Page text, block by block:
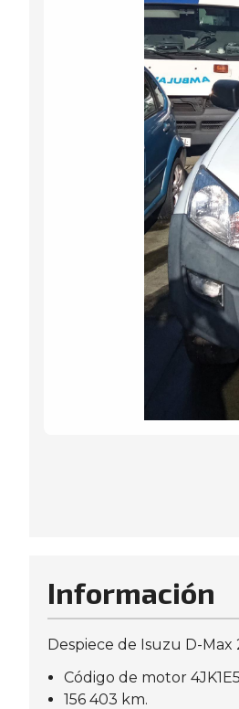
Información
Despiece de Isuzu D-Max
Código de motor
156 403 km.